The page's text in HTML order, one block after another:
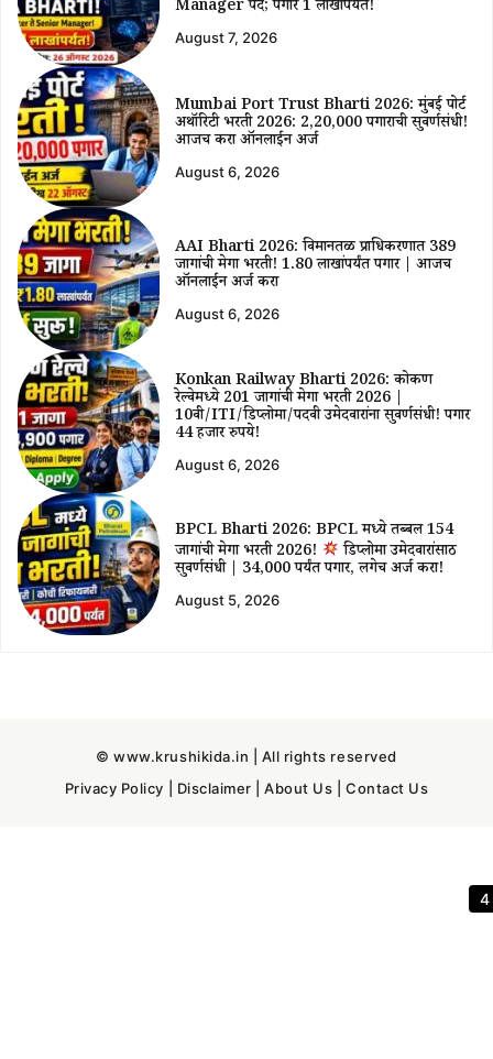
Manager पदे; पगार ₹1 लाखांपर्यंत!
August 7, 2026
Mumbai Port Trust Bharti 2026: मुंबई पोर्ट
अथॉरिटी भरती 2026: ₹2,20,000 पगाराची सुवर्णसंधी!
आजच करा ऑनलाईन अर्ज
August 6, 2026
AAI Bharti 2026: विमानतळ प्राधिकरणात 389
जागांची मेगा भरती! ₹1.80 लाखांपर्यंत पगार | आजच
ऑनलाईन अर्ज करा
August 6, 2026
Konkan Railway Bharti 2026: कोकण
रेल्वेमध्ये 201 जागांची मेगा भरती 2026 |
10वी/ITI/डिप्लोमा/पदवी उमेदवारांना सुवर्णसंधी! पगार
44 हजार रुपये!
August 6, 2026
BPCL Bharti 2026: BPCL मध्ये तब्बल 154
जागांची मेगा भरती 2026!
डिप्लोमा उमेदवारांसाठी
सुवर्णसंधी | ₹34,000 पर्यंत पगार, लगेच अर्ज करा!
August 5, 2026
© www.krushikida.in | All rights reserved
Privacy Policy
Disclaimer |About Us |Contact Us
3